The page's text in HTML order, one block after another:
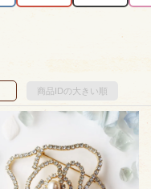
商品IDの大きい順